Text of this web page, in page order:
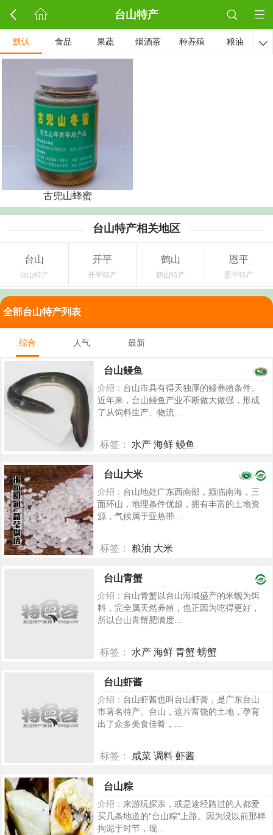
台山特产
默认 食品 果蔬 烟酒茶 种养殖 粮油 
古兜山蜂蜜
台山特产相关地区
台山
台山特产
开平
开平特产
鹤山
鹤山特产
恩平
恩平特产
全部台山特产列表
综合 人气 最新
台山鳗鱼
介绍： 台山市具有得天独厚的鳗养殖条件。
近年来，台山鳗鱼产业不断做大做强，形成
了从饲料生产、物流...
标签： 水产 海鲜 鳗鱼
台山大米
介绍： 台山地处广东西南部，频临南海，三
面环山，地理条件优越，拥有丰富的土地资
源，气候属于亚热带...
标签： 粮油 大米
台山青蟹
介绍： 台山青蟹以台山海域盛产的米蚬为饵
料，完全属天然养殖，也正因为吃得更好，
所以台山青蟹肥满度...
标签： 水产 海鲜 青蟹 螃蟹
台山虾酱
介绍： 台山虾酱也叫台山虾膏，是广东台山
市著名特产。台山，这片富饶的土地，孕育
出了众多美食佳肴，...
标签： 咸菜 调料 虾酱
台山粽
介绍： 来游玩探亲，或是途经路过的人都爱
买几条地道的“台山粽”上路。因为没以前那样
拘泥于时节，现...